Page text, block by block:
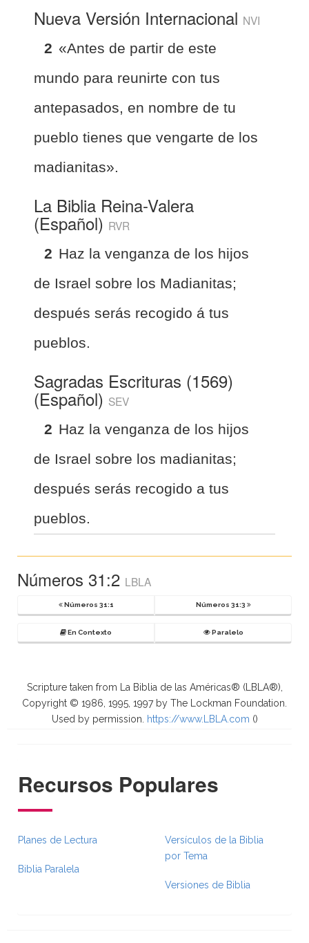
Nueva Versión Internacional NVI
2 «Antes de partir de este
mundo para reunirte con tus
antepasados, en nombre de tu
pueblo tienes que vengarte de los
madianitas».
La Biblia Reina-Valera
(Español) RVR
2 Haz la venganza de los hijos
de Israel sobre los Madianitas;
después serás recogido á tus
pueblos.
Sagradas Escrituras (1569)
(Español) SEV
2 Haz la venganza de los hijos
de Israel sobre los madianitas;
después serás recogido a tus
pueblos.
Números 31:2 LBLA
Números 31:1 Números 31:3
En Contexto Paralelo
Scripture taken from La Biblia de las Américas® (LBLA®),
Copyright © 1986, 1995, 1997 by The Lockman Foundation.
Used by permission.
https://www.LBLA.com ()
Recursos Populares
Planes de Lectura
Biblia Paralela
Versículos de la Biblia
por Tema
Versiones de Biblia